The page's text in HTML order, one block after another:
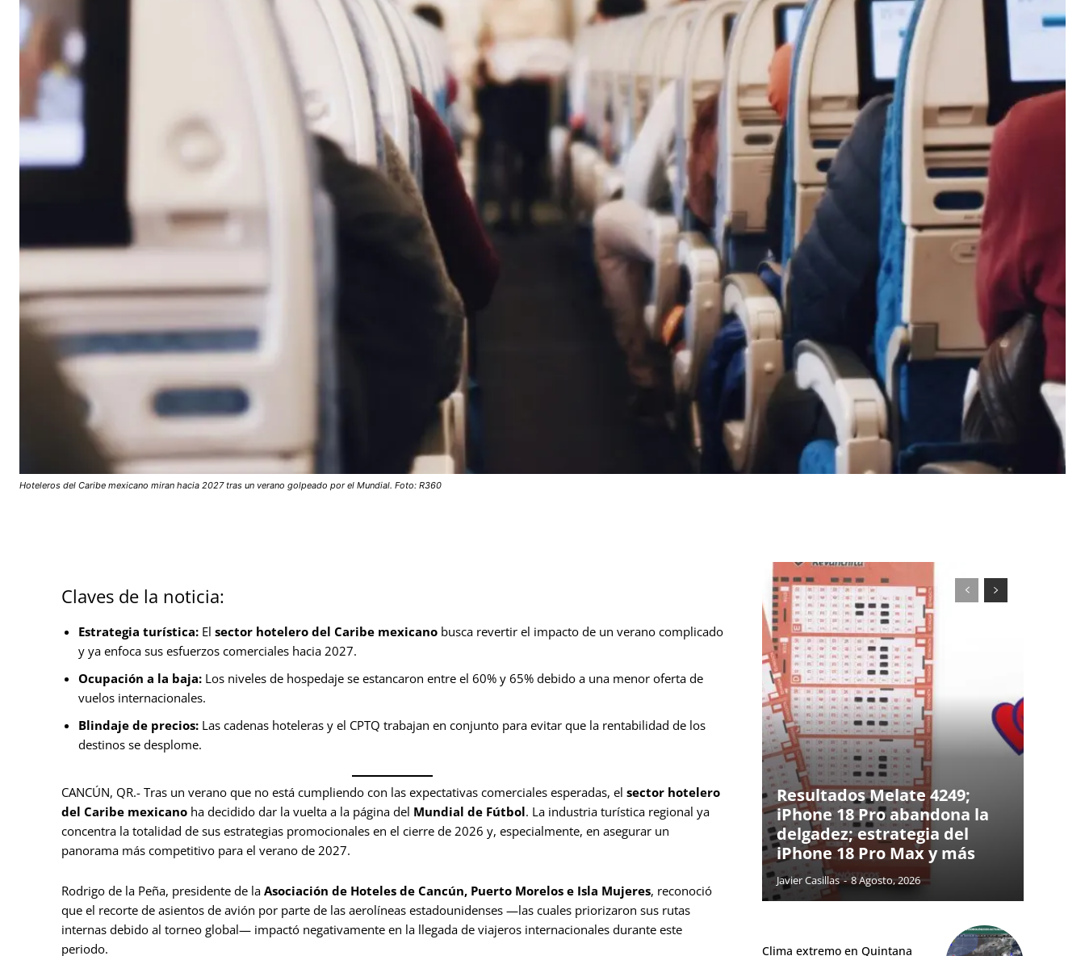
Hoteleros del Caribe mexicano miran hacia 2027 tras un verano golpeado por el Mundial. Foto: R360
Claves de la noticia:
Estrategia turística: El sector hotelero del Caribe mexicano busca revertir el impacto de un verano complicado
y ya enfoca sus esfuerzos comerciales hacia 2027.
Ocupación a la baja: Los niveles de hospedaje se estancaron entre el 60% y 65% debido a una menor oferta de
vuelos internacionales.
Blindaje de precios: Las cadenas hoteleras y el CPTQ trabajan en conjunto para evitar que la rentabilidad de los
destinos se desplome.
CANCÚN, QR.- Tras un verano que no está cumpliendo con las expectativas comerciales esperadas, el sector hotelero
del Caribe mexicano ha decidido dar la vuelta a la página del Mundial de Fútbol. La industria turística regional ya
concentra la totalidad de sus estrategias promocionales en el cierre de 2026 y, especialmente, en asegurar un
panorama más competitivo para el verano de 2027.
Rodrigo de la Peña, presidente de la Asociación de Hoteles de Cancún, Puerto Morelos e Isla Mujeres, reconoció
que el recorte de asientos de avión por parte de las aerolíneas estadounidenses —las cuales priorizaron sus rutas
internas debido al torneo global— impactó negativamente en la llegada de viajeros internacionales durante este
periodo.
Resultados Melate 4249;
iPhone 18 Pro abandona la
delgadez; estrategia del
iPhone 18 Pro Max y más
Javier Casillas - 8 Agosto, 2026
Clima extremo en Quintana